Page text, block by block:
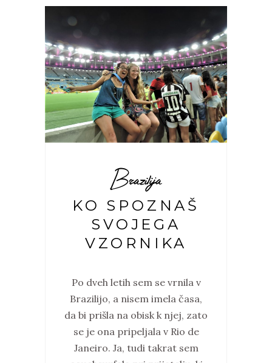
Brazilija
KO SPOZNAŠ
SVOJEGA
VZORNIKA
Po dveh letih sem se vrnila v
Brazilijo, a nisem imela časa,
da bi prišla na obisk k njej, zato
se je ona pripeljala v Rio de
Janeiro. Ja, tudi takrat sem